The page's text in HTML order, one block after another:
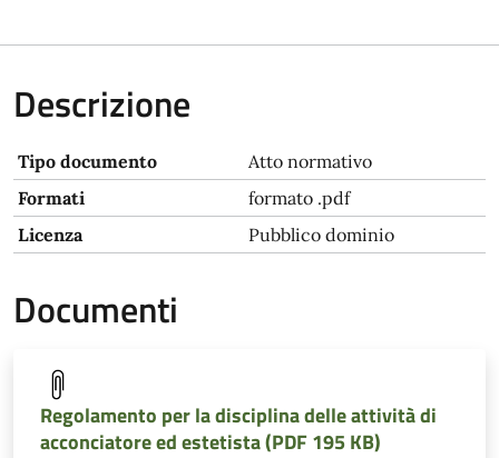
Descrizione
Tipo documento
Atto normativo
Formati
formato .pdf
Licenza
Pubblico dominio
Documenti
Regolamento per la disciplina delle attività di
acconciatore ed estetista (PDF 195 KB)